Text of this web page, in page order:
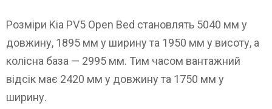
Розміри Kia PV5 Open Bed становлять 5040 мм у
довжину, 1895 мм у ширину та 1950 мм у висоту, а
колісна база — 2995 мм. Тим часом вантажний
відсік має 2420 мм у довжину та 1750 мм у
ширину.